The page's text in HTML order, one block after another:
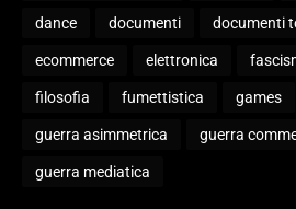
dance documenti documenti
ecommerce elettronica
filosofia fumettistica games
guerra asimmetrica guerra
guerra mediatica